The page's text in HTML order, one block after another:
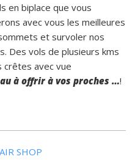
en biplace que vous
avec vous les meilleures
et survoler nos
Des vols de plusieurs kms
crêtes avec vue
à offrir à vos proches …!
SHOP